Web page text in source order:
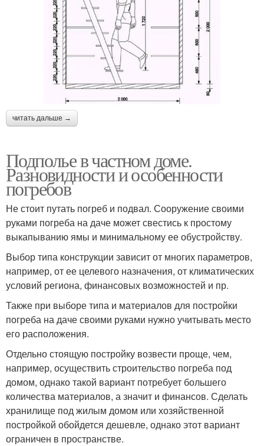
читать дальше →
Подполье в частном доме.
Разновидности и особенности
погребов
Не стоит путать погреб и подвал. Сооружение своими
руками погреба на даче может свестись к простому
выкапыванию ямы и минимальному ее обустройству.
Выбор типа конструкции зависит от многих параметров,
например, от ее целевого назначения, от климатических
условий региона, финансовых возможностей и пр.
Также при выборе типа и материалов для постройки
погреба на даче своими руками нужно учитывать место
его расположения.
Отдельно стоящую постройку возвести проще, чем,
например, осуществить строительство погреба под
домом, однако такой вариант потребует большего
количества материалов, а значит и финансов. Сделать
хранилище под жилым домом или хозяйственной
постройкой обойдется дешевле, однако этот вариант
ограничен в пространстве.